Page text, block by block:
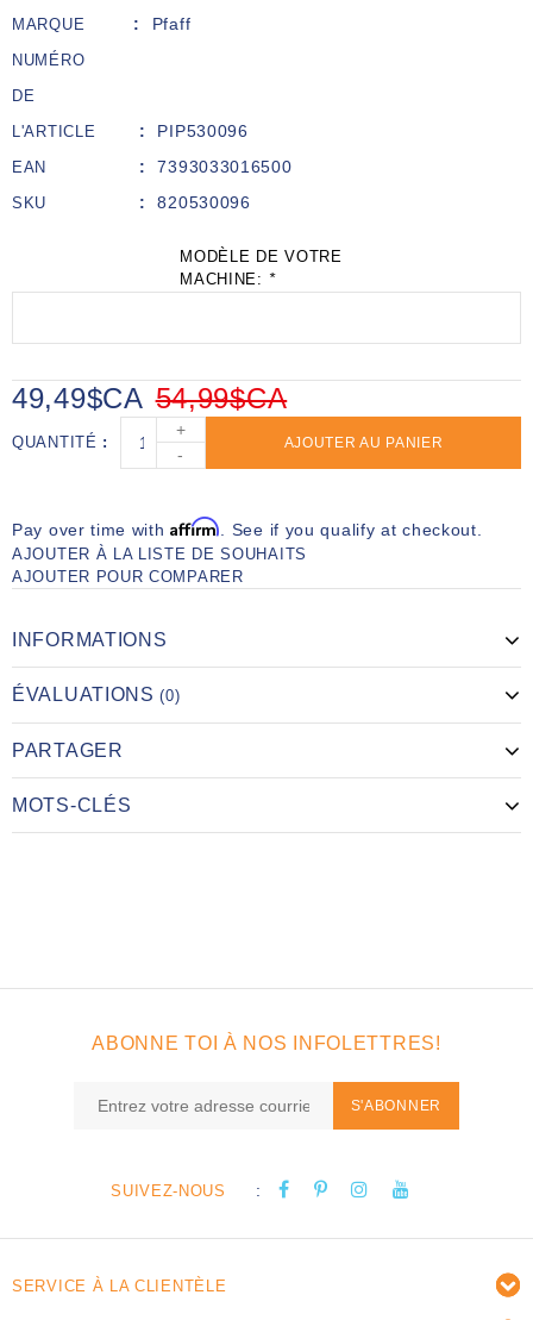
MARQUE Pfaff
NUMÉRO
DE
L'ARTICLE
PIP530096
EAN 7393033016500
SKU 820530096
MODÈLE DE VOTRE
MACHINE: *
54,99$CA
49,49$CA
QUANTITÉ
+
-
AJOUTER AU PANIER
Pay over time withAffirm . See if you qualify at checkout.
AJOUTER À LA LISTE DE SOUHAITS
AJOUTER POUR COMPARER
INFORMATIONS
ÉVALUATIONS(0)
PARTAGER
MOTS-CLÉS
ABONNE TOI À NOS INFOLETTRES!
S'ABONNER
SUIVEZ-NOUS :
SERVICE À LA CLIENTÈLE